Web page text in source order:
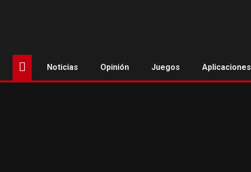
Noticias Opinión Juegos Aplicaciones